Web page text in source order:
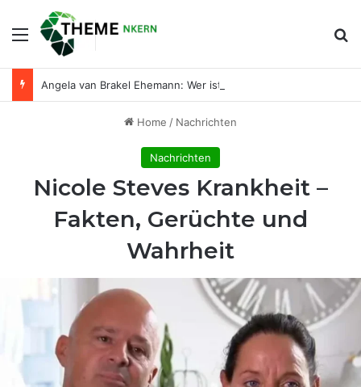
Menu
Home / Nachrichten
Nachrichten
Nicole Steves Krankheit –
Fakten, Gerüchte und
Wahrheit